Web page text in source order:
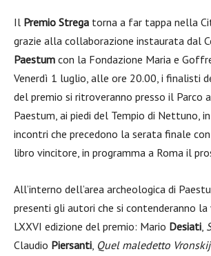
Il Premio Strega torna a far tappa nella
grazie alla collaborazione instaurata dal
Paestum con la Fondazione Maria e
Venerdì 1 luglio, alle ore 20.00, i finalisti
del premio si ritroveranno presso il Parco
Paestum, ai piedi del Tempio di Nettuno,
incontri che precedono la serata finale con
libro vincitore, in programma a Roma il
All’interno dell’area archeologica di
presenti gli autori che si contenderanno
LXXVI edizione del premio: Mario Desiati,
Claudio Piersanti, Quel maledetto Vronskij